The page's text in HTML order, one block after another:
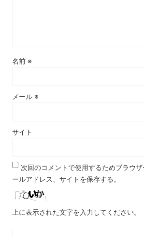
名前 ※
メール ※
サイト
次回のコメントで使用するためブラウ
ールアドレス、サイトを保存する。
上に表示された文字を入力してください。